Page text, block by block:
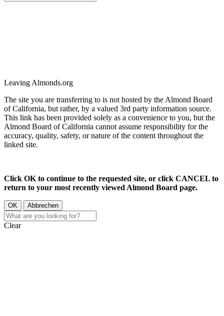
Leaving Almonds.org
The site you are transferring to is not hosted by the Almond Board
of California, but rather, by a valued 3rd party information source.
This link has been provided solely as a convenience to you, but the
Almond Board of California cannot assume responsibility for the
accuracy, quality, safety, or nature of the content throughout the
linked site.
Click OK to continue to the requested site, or click CANCEL to
return to your most recently viewed Almond Board page.
OK Abbrechen
Clear